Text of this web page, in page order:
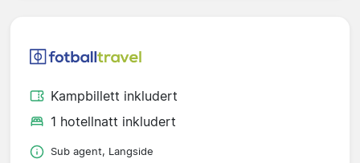
Kampbillett inkludert
1 hotellnatt inkludert
Sub agent, Langside